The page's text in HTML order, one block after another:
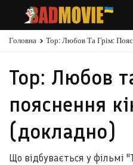
Головна Тор: Любов Та Грім:
Тор: Любов
пояснення
(докладно)
Що відбувається у фільмі